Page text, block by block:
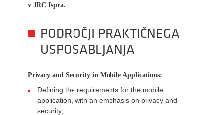
v JRC Ispra.
PODROČJI PRAKTIČNEGA
USPOSABLJANJA
Privacy and Security in Mobile Applications:
Defining the requirements for the mobile
application, with an emphasis on privacy and
security,